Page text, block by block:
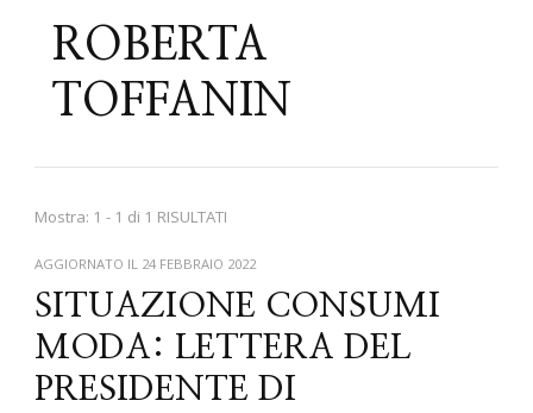
ROBERTA
TOFFANIN
Mostra: 1 - 1 di 1 RISULTATI
AGGIORNATO IL 24 FEBBRAIO 2022
SITUAZIONE CONSUMI
MODA: LETTERA DEL
PRESIDENTE DI